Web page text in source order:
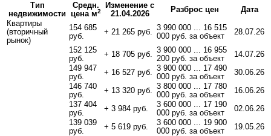
Тип
недвижимости
Средн.
цена м2
Изменение с
21.04.2026
Разброс цен
Дата
Квартиры
(вторичный
рынок)
154 685
руб.
+ 21 265 руб. 3 990 000 ... 16 515
000 руб. за объект
28.07.26
152 125
руб.
+ 18 705 руб. 3 900 000 ... 16 955
200 руб. за объект
14.07.26
149 947
руб.
+ 16 527 руб. 3 900 000 ... 17 490
000 руб. за объект
30.06.26
146 740
руб.
+ 13 320 руб. 3 800 000 ... 17 780
000 руб. за объект
16.06.26
137 404
руб.
+ 3 984 руб.
3 600 000 ... 17 190
000 руб. за объект
02.06.26
139 039
руб.
+ 5 619 руб.
3 600 000 ... 19 900
000 руб. за объект
19.05.26